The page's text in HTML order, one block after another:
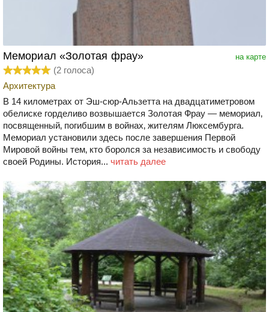
на карте
Мемориал «Золотая фрау»
(2 голоса)
Архитектура
В 14 километрах от Эш-сюр-Альзетта на двадцатиметровом
обелиске горделиво возвышается Золотая Фрау — мемориал‚
посвященный‚ погибшим в войнах‚ жителям Люксембурга.
Мемориал установили здесь после завершения Первой
Мировой войны тем‚ кто боролся за независимость и свободу
своей Родины. История... читать далее